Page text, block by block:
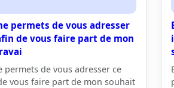
permets de vous adresser
de vous faire part de mon
permets de vous adresser ce
vous faire part de mon souhait